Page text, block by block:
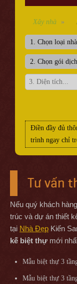
Xây nhà
Điền đầy đủ
trình ngay chỉ
Tư vấn
Nếu quý khách
trúc và dự án thiết
tại Nhà Đẹp Kiến
kế biệt thự mới
Mẫu biệt thự 3
Mẫu biệt thự 3